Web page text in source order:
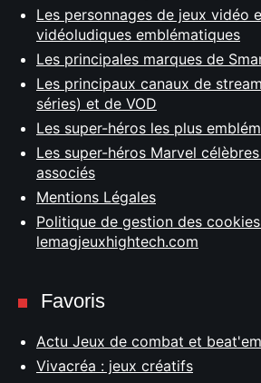
Les personnages de jeux vidéo
vidéoludiques emblématiques
Les principales marques de
Les principaux canaux de
séries) et de VOD
Les super-héros les plus
Les super-héros Marvel
associés
Mentions Légales
Politique de gestion des
lemagjeuxhightech.com
Favoris
Actu Jeux de combat et
Vivacréa : jeux créatifs